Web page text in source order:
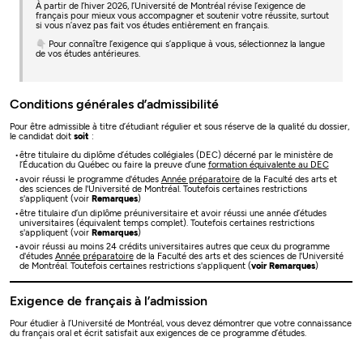
À partir de l’hiver 2026, l’Université de Montréal révise l’exigence de
français pour mieux vous accompagner et soutenir votre réussite, surtout
si vous n’avez pas fait vos études entièrement en français.
👇 Pour connaître l’exigence qui s’applique à vous, sélectionnez la langue
de vos études antérieures.
Conditions générales d’admissibilité
Pour être admissible à titre d’étudiant régulier et sous réserve de la qualité du dossier,
le candidat doitsoit :
être titulaire du diplôme d’études collégiales (DEC) décerné par le ministère de
l’Éducation du Québec ou faire la preuve d’une formation équivalente au DEC
avoir réussi le programme d'études Année préparatoirede la Faculté des arts et
des sciences de l'Université de Montréal. Toutefois certaines restrictions
s'appliquent (voir Remarques)
être titulaire d’un diplôme préuniversitaire et avoir réussi une année d’études
universitaires (équivalent temps complet). Toutefois certaines restrictions
s'appliquent (voir Remarques)
avoir réussi au moins 24 crédits universitaires autres que ceux du programme
d'études Année préparatoirede la Faculté des arts et des sciences de l'Université
de Montréal. Toutefois certaines restrictions s'appliquent (voir Remarques)
Exigence de français à l’admission
Pour étudier à l’Université de Montréal, vous devez démontrer que votre connaissance
du français oral et écrit satisfait aux exigences de ce programme d’études.